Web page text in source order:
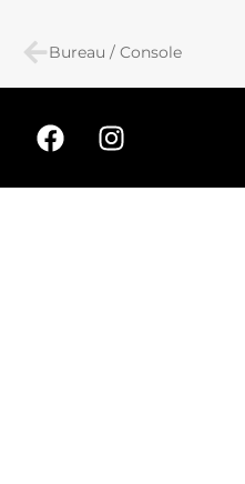
Bureau / Console